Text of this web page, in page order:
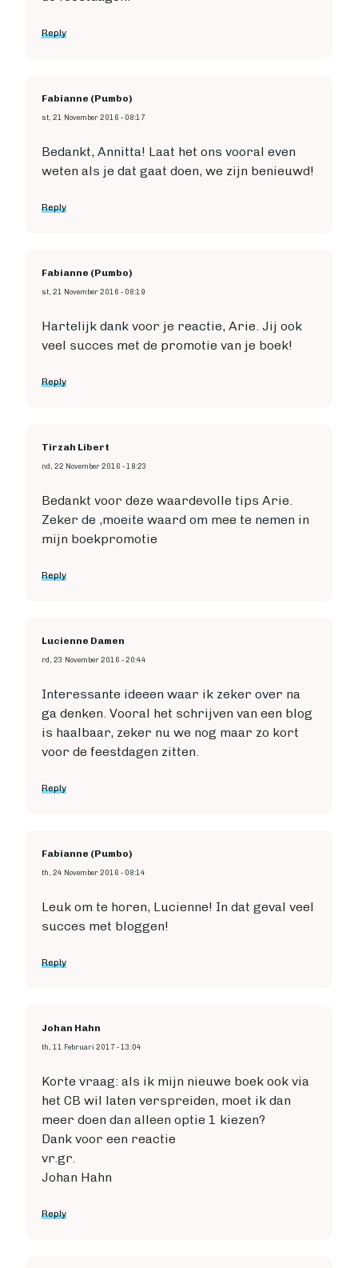
Reply
Fabianne (Pumbo)
st, 21 November 2016 - 08:17
Bedankt, Annitta! Laat het ons vooral even
weten als je dat gaat doen, we zijn benieuwd!
Reply
Fabianne (Pumbo)
st, 21 November 2016 - 08:19
Hartelijk dank voor je reactie, Arie. Jij ook
veel succes met de promotie van je boek!
Reply
Tirzah Libert
nd, 22 November 2016 - 18:23
Bedankt voor deze waardevolle tips Arie.
Zeker de ,moeite waard om mee te nemen in
mijn boekpromotie
Reply
Lucienne Damen
rd, 23 November 2016 - 20:44
Interessante ideeen waar ik zeker over na
ga denken. Vooral het schrijven van een blog
is haalbaar, zeker nu we nog maar zo kort
voor de feestdagen zitten.
Reply
Fabianne (Pumbo)
th, 24 November 2016 - 08:14
Leuk om te horen, Lucienne! In dat geval veel
succes met bloggen!
Reply
Johan Hahn
th, 11 Februari 2017 - 13:04
Korte vraag: als ik mijn nieuwe boek ook via
het CB wil laten verspreiden, moet ik dan
meer doen dan alleen optie 1 kiezen?
Dank voor een reactie
vr.gr.
Johan Hahn
Reply